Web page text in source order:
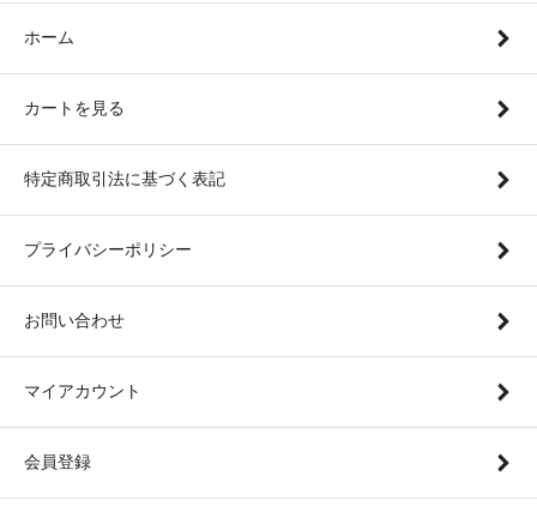
ホーム
カートを見る
特定商取引法に基づく表記
プライバシーポリシー
お問い合わせ
マイアカウント
会員登録